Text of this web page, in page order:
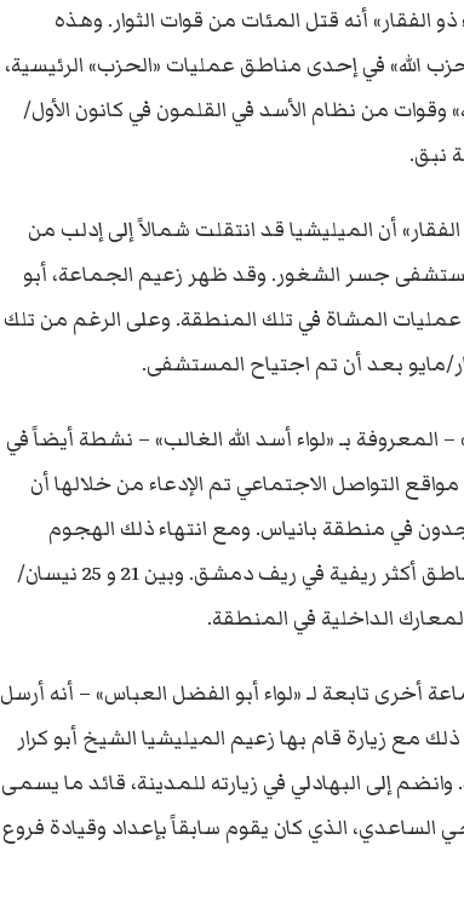
الفقار» أنه قتل المئات من قوات الثوار. وهذه
الله» في إحدى مناطق عمليات «الحزب» الرئيسية،
من نظام الأسد في القلمون في كانون الأول/
مقاتلو «لواء ذو الفقار» أن الميليشيا قد انتقلت شمالاً إلى إدلب من
جسر الشغور. وقد ظهر زعيم الجماعة، أبو
المشاة في تلك المنطقة. وعلى الرغم من تلك
المعروفة بـ «لواء أسد الله الغالب» – نشطة أيضاً في
التواصل الاجتماعي تم الإدعاء من خلالها أن
في منطقة بانياس. ومع انتهاء ذلك الهجوم
شمالاً، أفادت التقارير أن «لواء أسد الله الغالب» عاد إلى مناطق أكثر ريفية في ريف دمشق. وبين 21 و 25 نيسان/
الداخلية في المنطقة.
أخرى تابعة لـ «لواء أبو الفضل العباس» – أنه أرسل
مع زيارة قام بها زعيم الميليشيا الشيخ أبو كرار
إلى البهادلي في زيارته للمدينة، قائد ما يسمى
الساعدي، الذي كان يقوم سابقاً بإعداد وقيادة فروع